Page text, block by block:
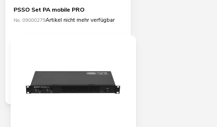
PSSO Set PA mobile PRO
No. 09000279Artikel nicht mehr verfügbar